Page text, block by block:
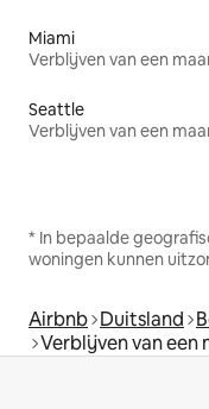
Miami
Verblijven van een
Seattle
Verblijven van een
* In bepaalde
woningen kunnen
Airbnb Duitsland
Verblijven van een